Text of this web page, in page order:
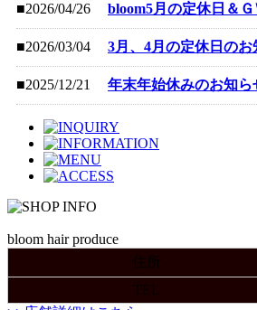
■2026/04/26 bloom5月の定休日＆Ｇ
■2026/03/04 3月、4月の定休日のお
■2025/12/21 年末年始休みのお知ら
bloom hair produce
住所
TEL